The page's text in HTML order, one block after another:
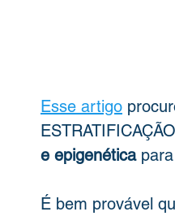
Esse artigo
e epigenética para
É bem provável